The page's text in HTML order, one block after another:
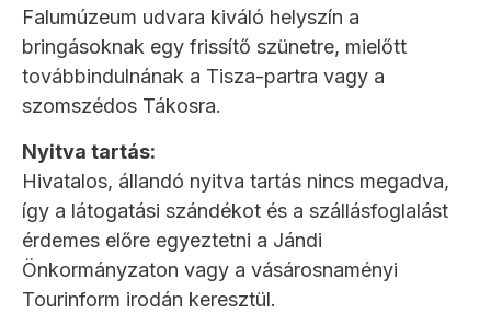
Falumúzeum udvara kiváló helyszín a
bringásoknak egy frissítő szünetre, mielőtt
továbbindulnának a Tisza-partra vagy a
szomszédos Tákosra.
Nyitva tartás:
Hivatalos, állandó nyitva tartás nincs megadva,
így a látogatási szándékot és a szállásfoglalást
érdemes előre egyeztetni a Jándi
Önkormányzaton vagy a vásárosnaményi
Tourinform irodán keresztül.